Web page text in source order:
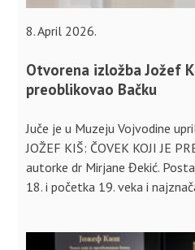
8. April 2026.
Otvorena izložba Jožef
preoblikovao Bačku
Juče je u Muzeju Vojvodine
JOŽEF KIŠ: ČOVEK KOJI JE
autorke dr Mirjane Đekić.
18. i početka 19. veka i